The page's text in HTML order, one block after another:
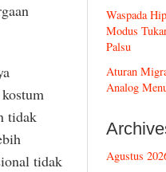
tidak
tidak
Waspada
Modus
Palsu
Aturan
Analog
Agustus